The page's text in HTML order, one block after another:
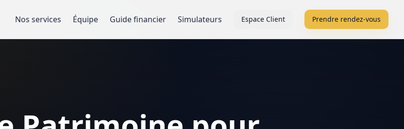
Nos services Équipe Guide financier Simulateurs Espace Client Prendre rendez-vous